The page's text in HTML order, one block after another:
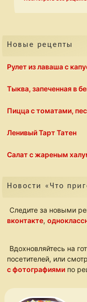
Новые рецепты
Рулет из лаваша с
Тыква, запеченная в
Пицца с томатами,
Ленивый Тарт Татен
Салат с жареным
Новости «Что
Следите за новыми
вконтакте,
Вдохновляйтесь на
посетителей, или
с фотографиями по